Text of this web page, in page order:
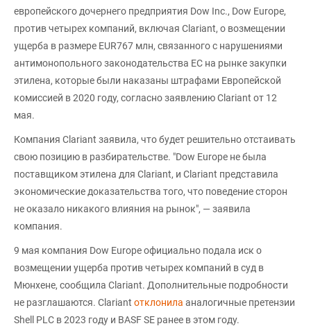
европейского дочернего предприятия Dow Inc., Dow Europe,
против четырех компаний, включая Clariant, о возмещении
ущерба в размере EUR767 млн, связанного с нарушениями
антимонопольного законодательства ЕС на рынке закупки
этилена, которые были наказаны штрафами Европейской
комиссией в 2020 году, согласно заявлению Clariant от 12
мая.
Компания Clariant заявила, что будет решительно отстаивать
свою позицию в разбирательстве. "Dow Europe не была
поставщиком этилена для Clariant, и Clariant представила
экономические доказательства того, что поведение сторон
не оказало никакого влияния на рынок", — заявила
компания.
9 мая компания Dow Europe официально подала иск о
возмещении ущерба против четырех компаний в суд в
Мюнхене, сообщила Clariant. Дополнительные подробности
не разглашаются. Clariant отклонила аналогичные претензии
Shell PLC в 2023 году и BASF SE ранее в этом году.